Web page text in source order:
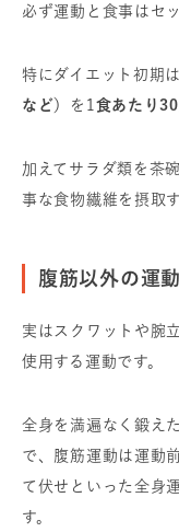
必ず運動と食事はセ
特にダイエット初期は
など）
を1 食あたり
加えてサラダ類を茶
事な食物繊維を摂取
腹筋以外の運
実はスクワットや腕
使用する運動です。
全身を満遍なく鍛え
で、 腹筋運動は運動
て伏せといった全身
す。